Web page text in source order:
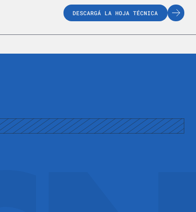
DESCARGÁ LA HOJA TÉCNICA